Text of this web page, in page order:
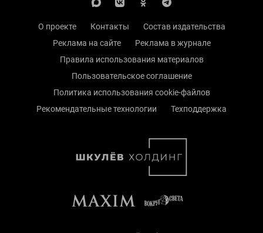
О проекте Контакты
Состав издательства
Реклама на сайте
Реклама в журнале
Правила использования материалов
Пользовательское соглашение
Политика использования cookie-файлов
Рекомендательные технологии
Техподдержка